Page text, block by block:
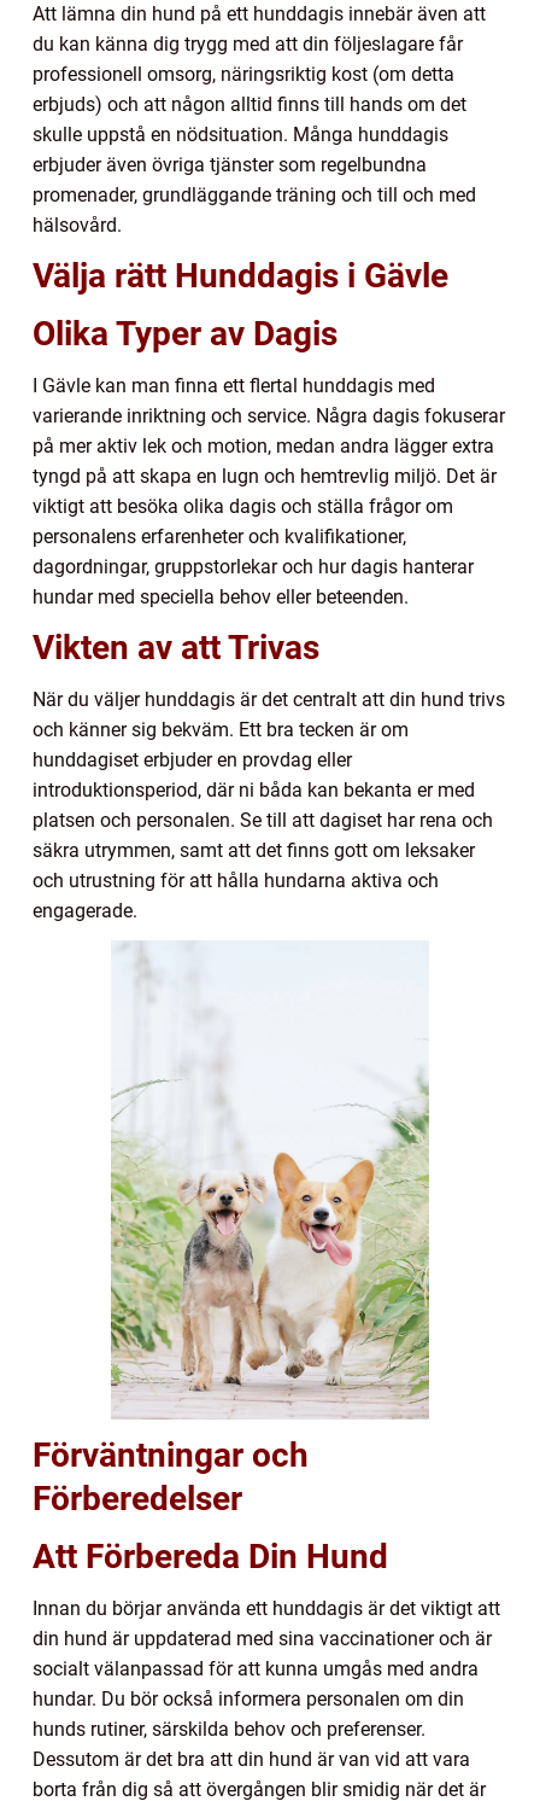
Att lämna din hund på ett hunddagis innebär även att
du kan känna dig trygg med att din följeslagare får
professionell omsorg, näringsriktig kost (om detta
erbjuds) och att någon alltid finns till hands om det
skulle uppstå en nödsituation. Många hunddagis
erbjuder även övriga tjänster som regelbundna
promenader, grundläggande träning och till och med
hälsovård.
Välja rätt Hunddagis i Gävle
Olika Typer av Dagis
I Gävle kan man finna ett flertal hunddagis med
varierande inriktning och service. Några dagis fokuserar
på mer aktiv lek och motion, medan andra lägger extra
tyngd på att skapa en lugn och hemtrevlig miljö. Det är
viktigt att besöka olika dagis och ställa frågor om
personalens erfarenheter och kvalifikationer,
dagordningar, gruppstorlekar och hur dagis hanterar
hundar med speciella behov eller beteenden.
Vikten av att Trivas
När du väljer hunddagis är det centralt att din hund trivs
och känner sig bekväm. Ett bra tecken är om
hunddagiset erbjuder en provdag eller
introduktionsperiod, där ni båda kan bekanta er med
platsen och personalen. Se till att dagiset har rena och
säkra utrymmen, samt att det finns gott om leksaker
och utrustning för att hålla hundarna aktiva och
engagerade.
Förväntningar och
Förberedelser
Att Förbereda Din Hund
Innan du börjar använda ett hunddagis är det viktigt att
din hund är uppdaterad med sina vaccinationer och är
socialt välanpassad för att kunna umgås med andra
hundar. Du bör också informera personalen om din
hunds rutiner, särskilda behov och preferenser.
Dessutom är det bra att din hund är van vid att vara
borta från dig så att övergången blir smidig när det är